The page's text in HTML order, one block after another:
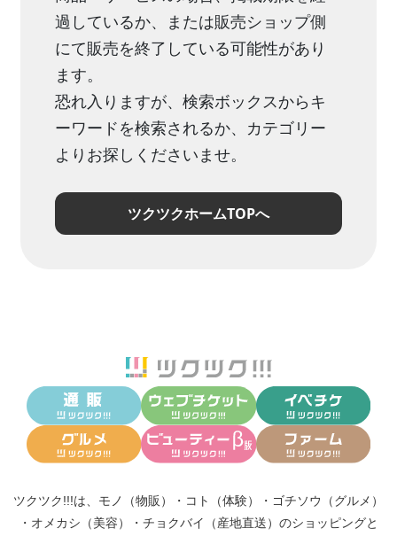
過しているか、または販売ショップ側
にて販売を終了している可能性があり
ます。
恐れ入りますが、検索ボックスからキ
ーワードを検索されるか、カテゴリー
よりお探しくださいませ。
ツクツクホームTOPへ
ツクツク!!!は、 モノ（物販） ・ コト（体験） ・ ゴチソウ（グルメ）
・ オメカシ（美容） ・ チョクバイ（産地直送） のショッピングと